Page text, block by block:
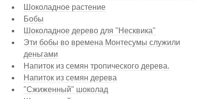
Шоколадное растение
Бобы
Шоколадное дерево для "Несквика"
Эти бобы во времена Монтесумы служили
деньгами
Напиток из семян тропического дерева.
Напиток из семян дерева
"Сжиженный" шоколад